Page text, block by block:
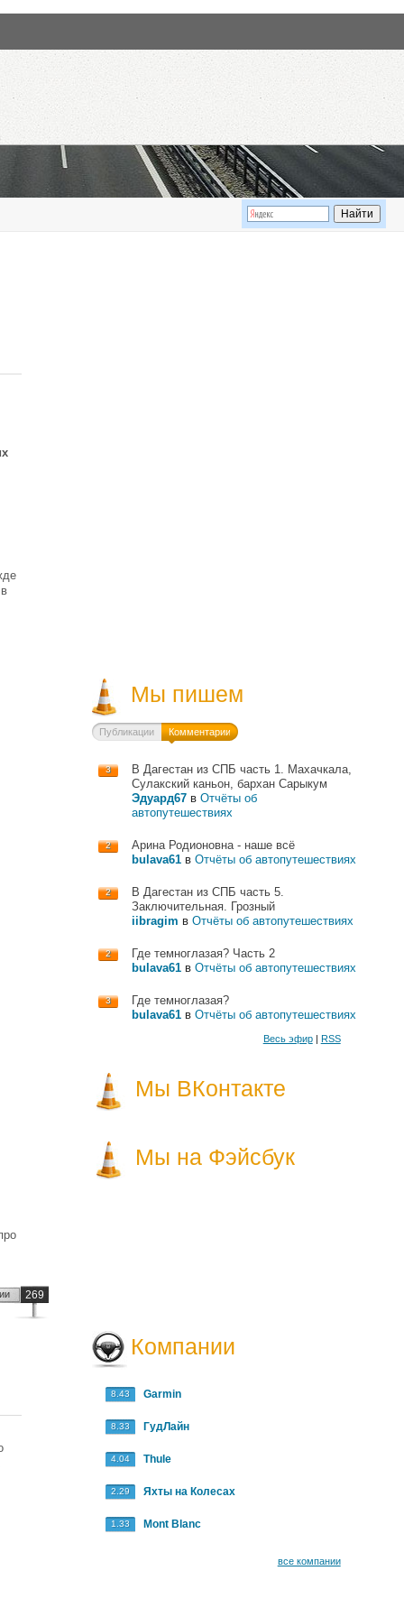
269
Мы пишем
Публикации Комментарии
3
В Дагестан из СПБ часть 1. Махачкала,
Сулакский каньон, бархан Сарыкум
Эдуард67в Отчёты об
автопутешествиях
2
Арина Родионовна - наше всё
bulava61в Отчёты об автопутешествиях
2
В Дагестан из СПБ часть 5.
Заключительная. Грозный
iibragim в Отчёты об автопутешествиях
2
Где темноглазая? Часть 2
bulava61в Отчёты об автопутешествиях
3
Где темноглазая?
bulava61в Отчёты об автопутешествиях
Весь эфир| RSS
Мы ВКонтакте
Мы на Фэйсбук
Компании
8.43 Garmin
8.33 ГудЛайн
4.04 Thule
2.29 Яхты на Колесах
1.33 Mont Blanc
все компании